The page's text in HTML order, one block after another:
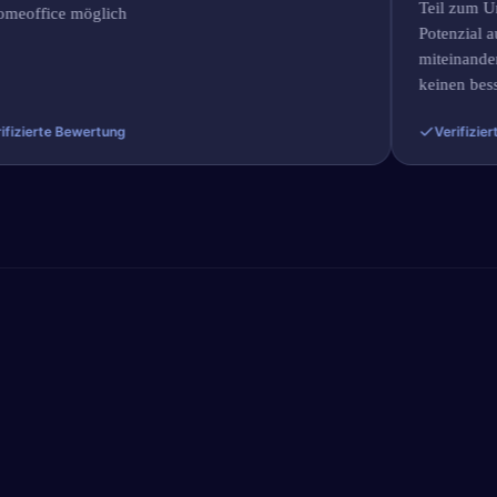
möglich
Bewertung
Teil zum
Potenzial
miteinander
keinen
Verifizierte